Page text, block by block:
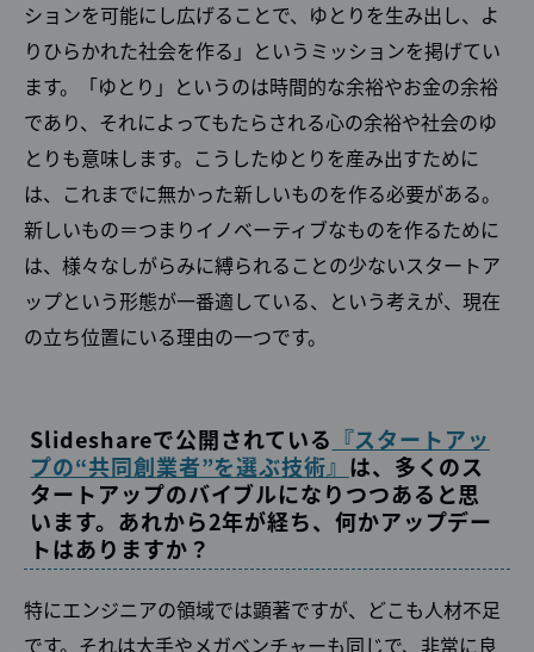
ションを可能にし広げることで、ゆとりを生み出し、よ
りひらかれた社会を作る」というミッションを掲げてい
ます。「ゆとり」というのは時間的な余裕やお金の余裕
であり、それによってもたらされる心の余裕や社会のゆ
とりも意味します。こうしたゆとりを産み出すために
は、これまでに無かった新しいものを作る必要がある。
新しいもの＝つまりイノベーティブなものを作るために
は、様々なしがらみに縛られることの少ないスタートア
ップという形態が一番適している、という考えが、現在
の立ち位置にいる理由の一つです。
Slideshareで公開されている 『スタートアッ
プの“共同創業者”を選ぶ技術』 は、多くのス
タートアップのバイブルになりつつあると思
います。あれから2年が経ち、何かアップデー
トはありますか？
特にエンジニアの領域では顕著ですが、どこも人材不足
です。それは大手やメガベンチャーも同じで、非常に良